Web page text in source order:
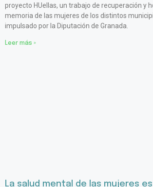
proyecto HUellas, un trabajo de recuperación y
memoria de las mujeres de los distintos
impulsado por la Diputación de Granada.
Leer más »
La salud mental de las mujeres